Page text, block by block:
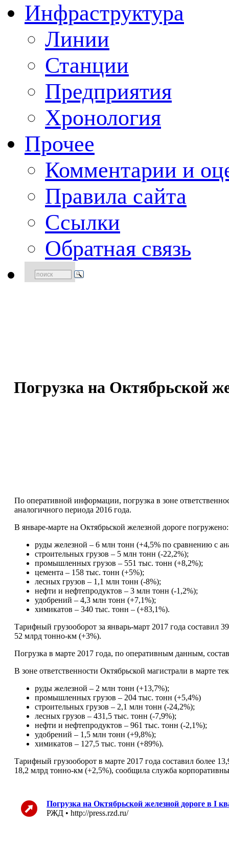
Инфраструктура
Линии
Станции
Предприятия
Хронология
Прочее
Комментарии и
Правила сайта
Ссылки
Обратная связь
Погрузка на Октябрьской
По оперативной информации, погрузка в зоне
аналогичного периода 2016 года.
В январе-марте на Октябрьской железной дороге погружено:
руды железной – 6 млн тонн (+4,5% по сравнению с
строительных грузов – 5 млн тонн (-22,2%);
промышленных грузов – 551 тыс. тонн (+8,2%);
цемента – 158 тыс. тонн (+5%);
лесных грузов – 1,1 млн тонн (-8%);
нефти и нефтепродуктов – 3 млн тонн (-1,2%);
удобрений – 4,3 млн тонн (+7,1%);
химикатов – 340 тыс. тонн – (+83,1%).
Тарифный грузооборот за январь-март 2017 года составил
52 млрд тонно-км (+3%).
Погрузка в марте 2017 года, по оперативным данным,
В зоне ответственности Октябрьской магистрали в марте
руды железной – 2 млн тонн (+13,7%);
промышленных грузов – 204 тыс. тонн (+5,4%)
строительных грузов – 2,1 млн тонн (-24,2%);
лесных грузов – 431,5 тыс. тонн (-7,9%);
нефти и нефтепродуктов – 961 тыс. тонн (-2,1%);
удобрений – 1,5 млн тонн (+9,8%);
химикатов – 127,5 тыс. тонн (+89%).
Тарифный грузооборот в марте 2017 года составил более
18,2 млрд тонно-км (+2,5%), сообщила служба
Погрузка на Октябрьской железной дороге в I
РЖД • http://press.rzd.ru/